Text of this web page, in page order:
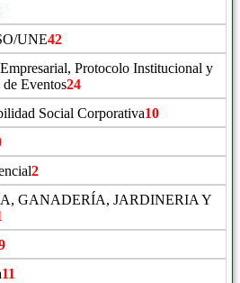
UNE42
Protocolo Institucional y
Eventos24
Social Corporativa10
2
GANADERÍA, JARDINERIA Y
11